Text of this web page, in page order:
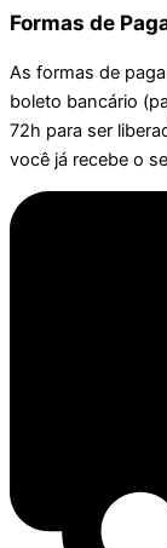
Formas de
As formas de
boleto bancário
72h para ser
você já recebe o